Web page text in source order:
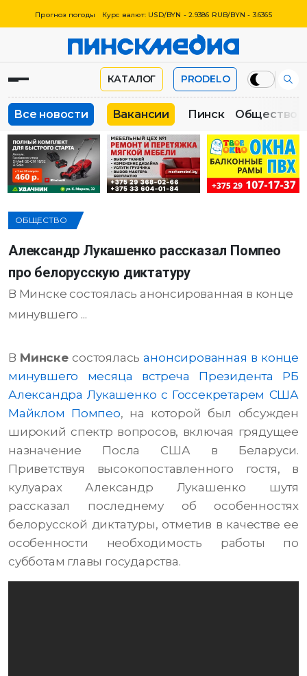
Прогноз погоды Курс валют: USD/BYN - 2.9386 RUB/BYN - 3.6365
КАТАЛОГ PRODELO
Все новости Вакансии Пинск Общество
ОБЩЕСТВО
Александр Лукашенко рассказал Помпео
про белорусскую диктатуру
В Минске состоялась анонсированная в конце
минувшего ...
В Минскесостояласьанонсированная в конце
минувшего месяца встреча Президента РБ
Александра Лукашенко с Госсекретарем США
Майклом Помпео, на которой был обсужден
широкий спектр вопросов, включая грядущее
назначение Посла США в Беларуси.
Приветствуя высокопоставленного гостя, в
кулуарах Александр Лукашенко шутя
рассказал последнему об особенностях
белорусской диктатуры, отметив в качестве ее
особенности необходимость работы по
субботам главы государства.